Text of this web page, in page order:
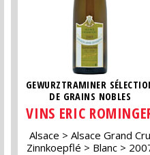
GEWURZTRAMINER
DE GRAINS NOBLES
VINS ERIC
Alsace
Alsace Grand Cru
Zinnkoepflé
Blanc